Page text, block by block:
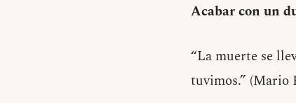
Acabar con un
“La muerte se
tuvimos.” (Mario